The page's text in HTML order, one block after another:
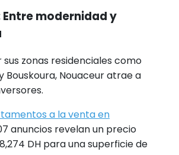
Entre modernidad y
zonas residenciales como
Bouskoura, Nouaceur atrae a
a la venta en
anuncios revelan un precio
DH para una superficie de